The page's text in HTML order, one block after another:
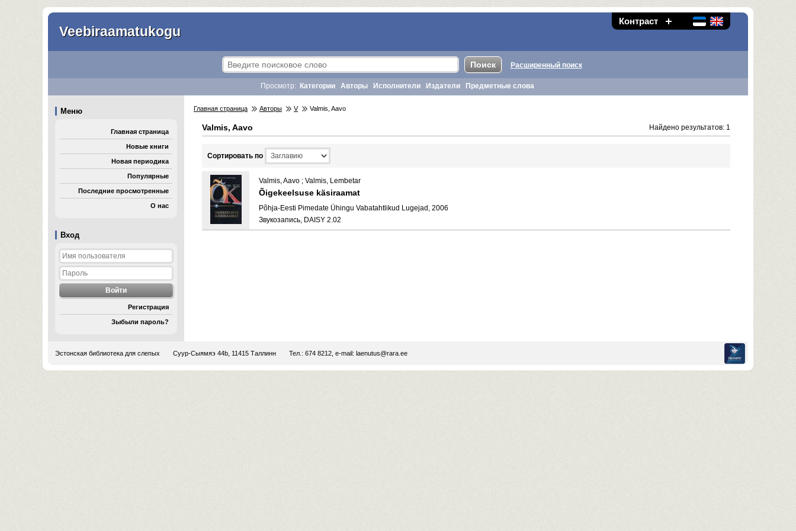
Контраст
Veebiraamatukogu
Вход
Регистрация
Зыбыли пароль?
Расширенный поиск
Просмотр: Категории Авторы Исполнители Издатели Предметные слова
Меню
Главная страница
Новые книги
Новая периодика
Популярные
Последние просмотренные
О нас
Главная страница Авторы V Valmis, Aavo
Valmis, Aavo Найдено результатов: 1
Cортировать по
Valmis, Aavo ; Valmis, Lembetar
Õigekeelsuse käsiraamat
Põhja-Eesti Pimedate Ühingu Vabatahtlikud Lugejad, 2006
Звукозапись, DAISY 2.02
Эстонская библиотека для слепых Суур-Сыямяэ 44b, 11415 Таллинн Тел.: 674 8212, e-mail: laenutus@rara.ee